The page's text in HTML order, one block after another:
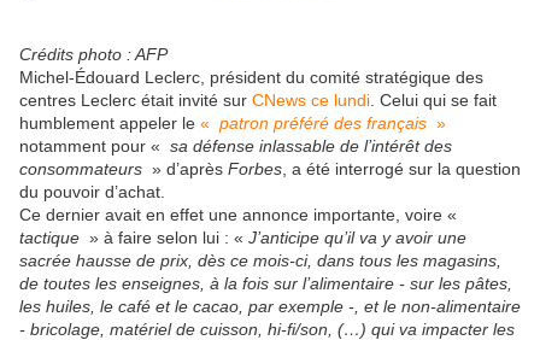
Crédits photo : AFP
Michel-Édouard Leclerc, président du comité stratégique des
centres Leclerc était invité sur CNews ce lundi . Celui qui se fait
humblement appeler le « patron préféré des français »
notamment pour « sa défense inlassable de l’intérêt des
consommateurs » d’après Forbes , a été interrogé sur la question
du pouvoir d’achat.
Ce dernier avait en effet une annonce importante, voire «
tactique » à faire selon lui : « J’anticipe qu’il va y avoir une
sacrée hausse de prix, dès ce mois-ci, dans tous les magasins,
de toutes les enseignes, à la fois sur l’alimentaire - sur les pâtes,
les huiles, le café et le cacao, par exemple -, et le non-alimentaire
- bricolage, matériel de cuisson, hi-fi/son, (…) qui va impacter les